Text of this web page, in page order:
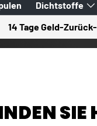
Dichtstoffe
14 Tage Geld-
SIE